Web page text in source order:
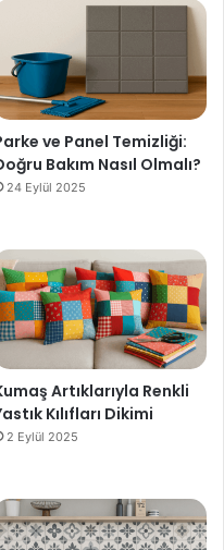
ve Panel Temizliği:
Bakım Nasıl Olmalı?
24 Eylül 2025
Artıklarıyla Renkli
Kılıfları Dikimi
2 Eylül 2025